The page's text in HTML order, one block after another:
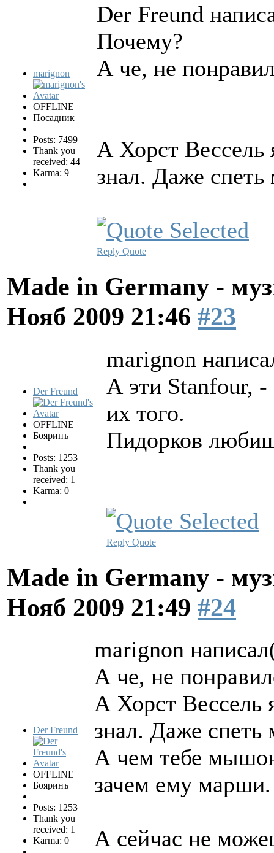
marignon
OFFLINE
Посадник
Posts: 7499
Thank you
received: 44
Karma: 9
Der Freund
Почему?
А че, не
А Хорст Вессель
знал. Даже спеть
Reply Quote
Made in Germany -
Нояб 2009 21:46 #23
Der Freund
OFFLINE
Бояринъ
Posts: 1253
Thank you
received: 1
Karma: 0
marignon
А эти Stanfour,
их того.
Пидорков
Reply Quote
Made in Germany -
Нояб 2009 21:49 #24
Der Freund
OFFLINE
Бояринъ
Posts: 1253
Thank you
received: 1
Karma: 0
marignon
А че, не
А Хорст Вессель
знал. Даже спеть
А чем тебе
зачем ему марши.
А сейчас не